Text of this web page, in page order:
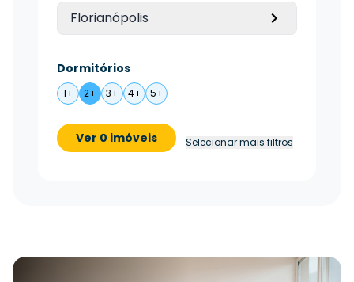
Florianópolis
Dormitórios
1+ 2+ 3+ 4+ 5+
Ver 0 imóveis Selecionar mais filtros